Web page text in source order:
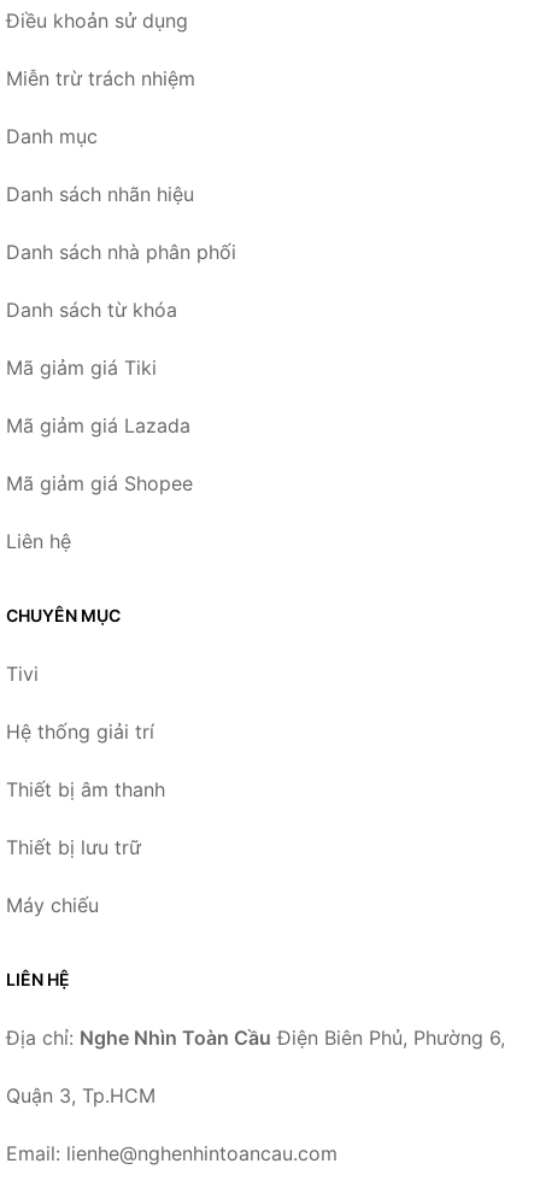
Điều khoản sử dụng
Miễn trừ trách nhiệm
Danh mục
Danh sách nhãn hiệu
Danh sách nhà phân phối
Danh sách từ khóa
Mã giảm giá Tiki
Mã giảm giá Lazada
Mã giảm giá Shopee
Liên hệ
CHUYÊN MỤC
Tivi
Hệ thống giải trí
Thiết bị âm thanh
Thiết bị lưu trữ
Máy chiếu
LIÊN HỆ
Địa chỉ: Nghe Nhìn Toàn Cầu Điện Biên Phủ, Phường 6,
Quận 3, Tp.HCM
Email: lienhe@nghenhintoancau.com